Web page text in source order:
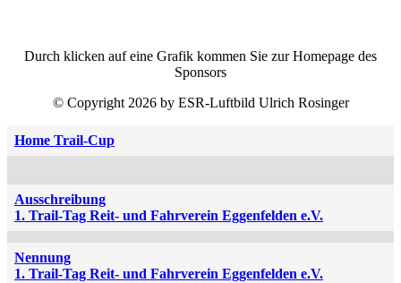
Durch klicken auf eine Grafik kommen Sie zur Homepage des
Sponsors
© Copyright 2026 by ESR-Luftbild Ulrich Rosinger
Home Trail-Cup
Ausschreibung
1. Trail-Tag Reit- und Fahrverein Eggenfelden e.V.
Nennung
1. Trail-Tag Reit- und Fahrverein Eggenfelden e.V.